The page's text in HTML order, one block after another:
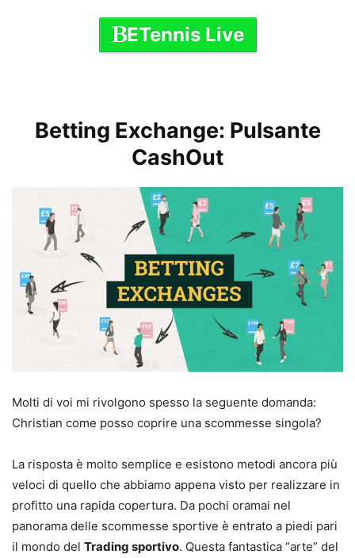
ETennis Live
Betting Exchange: Pulsante
CashOut
Molti di voi mi rivolgono spesso la seguente domanda:
Christian come posso coprire una scommesse singola?
La risposta è molto semplice e esistono metodi ancora più
veloci di quello che abbiamo appena visto per realizzare in
profitto una rapida copertura. Da pochi oramai nel
panorama delle scommesse sportive è entrato a piedi pari
il mondo del Trading sportivo. Questa fantastica “arte” del